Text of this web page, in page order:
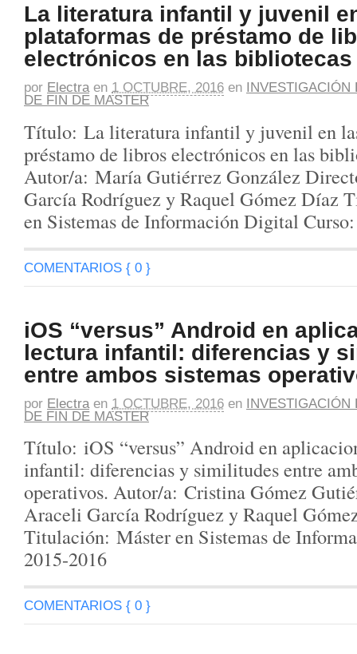
La literatura infantil y juvenil
plataformas de préstamo de
electrónicos en las
por Electra en 1 OCTUBRE, 2016 en INVESTIGACIÓN
DE FIN DE MASTER
Título: La literatura infantil y juvenil en
préstamo de libros electrónicos en las
Autor/a: María Gutiérrez González
García Rodríguez y Raquel Gómez Díaz
en Sistemas de Información Digital
COMENTARIOS { 0 }
iOS “versus” Android en
lectura infantil: diferencias y
entre ambos sistemas
por Electra en 1 OCTUBRE, 2016 en INVESTIGACIÓN
DE FIN DE MASTER
Título: iOS “versus” Android en
infantil: diferencias y similitudes entre
operativos. Autor/a: Cristina Gómez
Araceli García Rodríguez y Raquel
Titulación: Máster en Sistemas de
2015-2016
COMENTARIOS { 0 }